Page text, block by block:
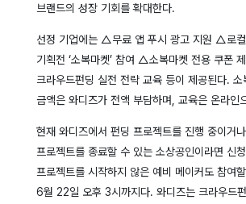
브랜드의 성장 기회를 확대한다.
선정 기업에는 △무료 앱 푸시 광고 지원 △로
기획전 ‘소복마켓’ 참여 △소복마켓 전용 쿠폰
크라우드펀딩 실전 전략 교육 등이 제공된다. 소
금액은 와디즈가 전액 부담하며, 교육은 온라인
현재 와디즈에서 펀딩 프로젝트를 진행 중이거
프로젝트를 종료할 수 있는 소상공인이라면 신
프로젝트를 시작하지 않은 예비 메이커도 참여
6월 22일 오후 3시까지다. 와디즈는 크라우드